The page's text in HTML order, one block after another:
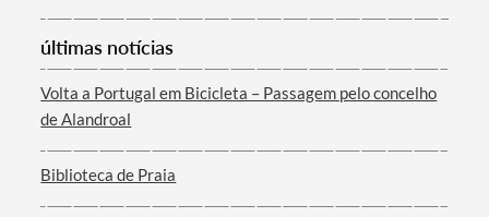
últimas notícias
Volta a Portugal em Bicicleta – Passagem pelo concelho
de Alandroal
Biblioteca de Praia